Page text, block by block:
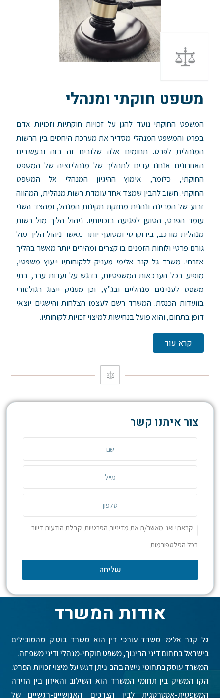
משפט חוקתי ומנהלי
המשפט החוקתי נועד להגן על זכויות חוקתיות וזכויות אדם
בפרט והמשפט המנהלי מסדיר את מערכת היחסים בין הרשות
המנהלית לפרט. תחומים אלה שלובים זה בזה ובעשורים
האחרונים אנחנו עדים לתהליך של מנהליזציה של המשפט
החוקתי, כלומר, אימוץ ההיגיון המנהלי אל המשפט
החוקתי. חשוב להבין שמצד אחד עומדת רשות מנהלית, המהווה
זרוע של המדינה ונהנית מחזקת תקינות המנהל, ומהצד השני
עומד הפרט, הטוען לפגיעה בזכויותיו. ניהול הליך מול רשות
מנהלית מורכב, בירוקרטי ומסועף יותר מאשר ניהול הליך מול
גורם פרטי ולוחות הזמנים בו קצרים ומהירים יותר מאשר בהליך
אזרחי. משרד גל קנר אלימי מעניק ללקוחותיו ייעוץ משפטי,
מופיע בכל הערכאות המשפטיות, בדגש על ועדות ערר, בתי
משפט לעניינים מנהליים ובג"ץ, וכן מעניק ייצוג רגולטורי
בוועדות הכנסת. המשרד רשם לעצמו הצלחות והישגים יוצאי
דופן בתחום, והוא פועל בנחישות למיצוי זכויות לקוחותיו.
קרא עוד
צור איתנו קשר
קראתי ואני מאשר/ת את מדיניות הפרטיות וקבלת הודעות דיוור
בכל הפלטפורמות
שליחה
אודות המשרד
גל קנר אלימי משרד עורכי דין הוא משרד בוטיק מהמובילים
בישראל בתחום דיני החינוך, משפט חוקתי-מנהלי ודיני משפחה.
המשרד עוסק בתחומי נישה בהם ניתן דגש על מיצוי זכויות הפרט.
הקו המשיק בין תחומי המשרד הוא השילוב והאיזון בין הזירה
המשפטית-אסטרטגית לבין הצרכים האנושיים-רגשיים של